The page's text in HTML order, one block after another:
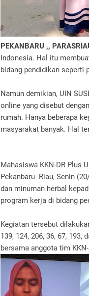
PEKANBARU ,,
Indonesia. Hal itu
bidang pendidikan seperti
Namun demikian, UIN
online yang disebut
rumah. Hanya beberapa
masyarakat banyak. Hal
Mahasiswa KKN-DR Plus
Pekanbaru- Riau, Senin
dan minuman herbal
program kerja di bidang
Kegiatan tersebut
139, 124, 206, 36, 67,
bersama anggota tim